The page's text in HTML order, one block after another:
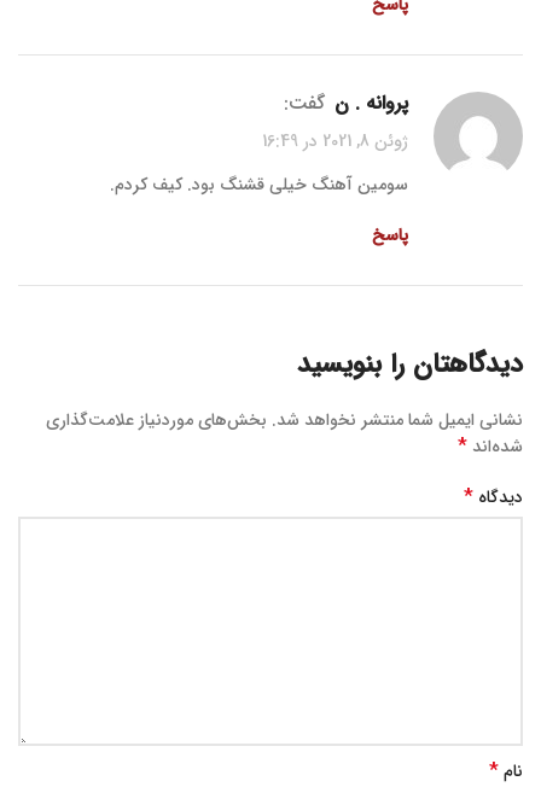
پروانه . ن گفت:
ژوئن 8, 2021 در 16:49
سومین آهنگ خیلی قشنگ بود. کیف کردم.
پاسخ
دیدگاهتان را بنویسید
نشانی ایمیل شما منتشر نخواهد شد. بخش‌های موردنیاز علامت‌گذاری
شده‌اند *
دیدگاه *
نام*